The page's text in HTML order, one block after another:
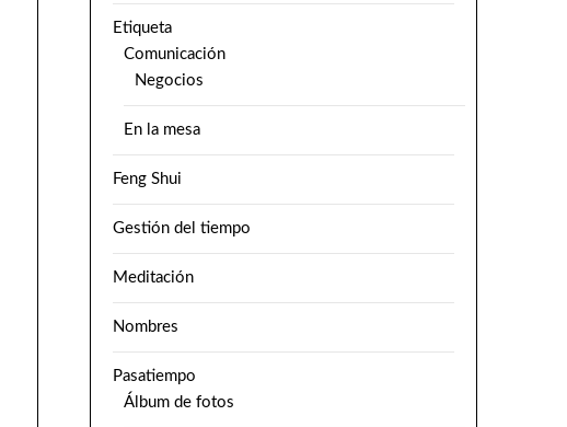
Etiqueta
Comunicación
Negocios
En la mesa
Feng Shui
Gestión del tiempo
Meditación
Nombres
Pasatiempo
Álbum de fotos